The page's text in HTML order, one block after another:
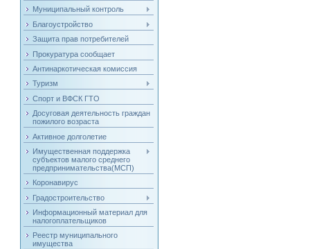
Муниципальный контроль
Благоустройство
Защита прав потребителей
Прокуратура сообщает
Антинаркотическая комиссия
Туризм
Спорт и ВФСК ГТО
Досуговая деятельность граждан
пожилого возраста
Активное долголетие
Имущественная поддержка
субъектов малого среднего
предпринимательства(МСП)
Коронавирус
Градостроительство
Информационный материал для
налогоплательщиков
Реестр муниципального
имущества